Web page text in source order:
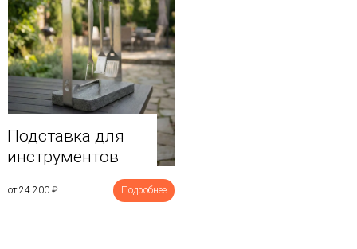
Подставка для
инструментов
от 24 200 ₽ Подробнее